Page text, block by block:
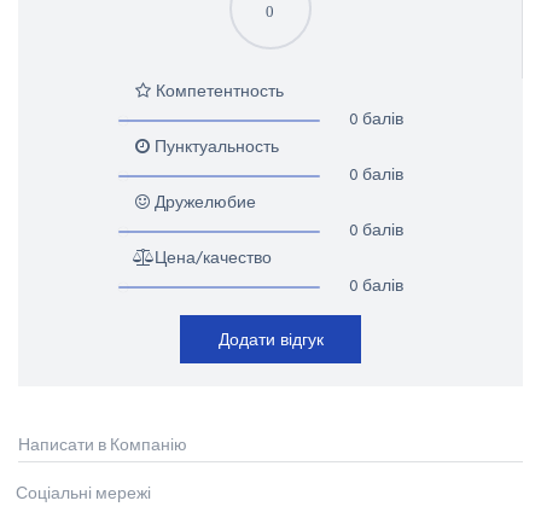
0
Компетентность
0 балів
Пунктуальность
0 балів
Дружелюбие
0 балів
Цена/качество
0 балів
Додати відгук
Написати в Компанію
Соціальні мережі